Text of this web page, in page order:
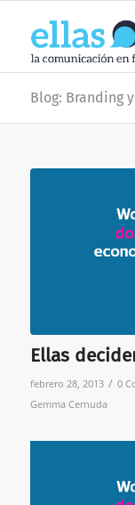
Blog: Branding
Ellas
febrero 28, 2013 / 0
Gemma Cernuda